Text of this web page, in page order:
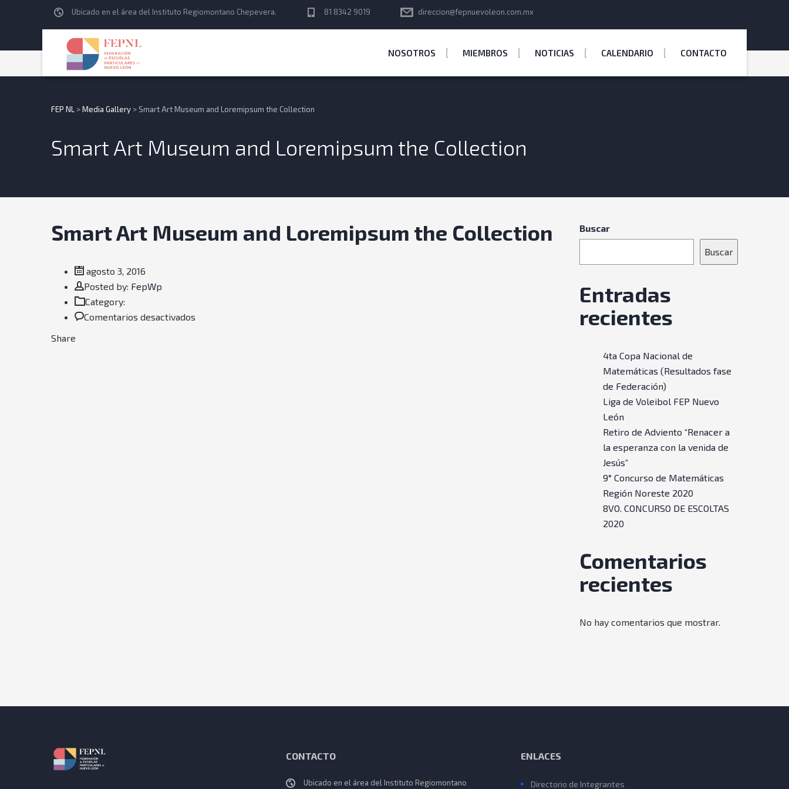
Ubicado en el área del Instituto Regiomontano Chepevera. 81 8342 9019 direccion@fepnuevoleon.com.mx
NOSOTROS MIEMBROS NOTICIAS CALENDARIO CONTACTO
FEP NL >Media Gallery > Smart Art Museum and Loremipsum the Collection
Smart Art Museum and Loremipsum the Collection
Smart Art Museum and Loremipsum the Collection
agosto 3, 2016
Posted by: Author
FepWp
Category:
Comentarios desactivados
Share
Buscar
Buscar
Entradas
recientes
4ta Copa Nacional de
Matemáticas (Resultados fase
de Federación)
Liga de Voleibol FEP Nuevo
León
Retiro de Adviento “Renacer a
la esperanza con la venida de
Jesús”
9° Concurso de Matemáticas
Región Noreste 2020
8VO. CONCURSO DE ESCOLTAS
2020
Comentarios
recientes
No hay comentarios que mostrar.
CONTACTO
Ubicado en el área del Instituto Regiomontano
ENLACES
Directorio de Integrantes